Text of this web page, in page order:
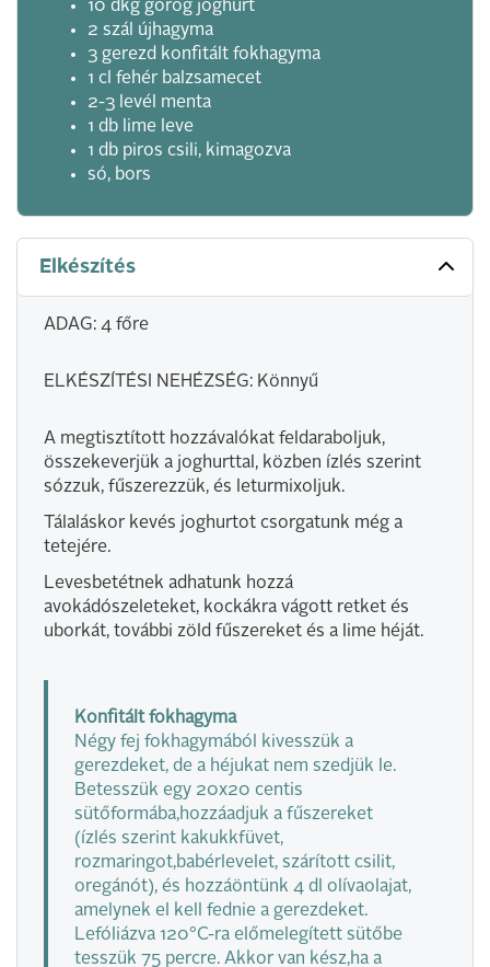
10 dkg görög joghurt
2 szál újhagyma
3 gerezd konfitált fokhagyma
1 cl fehér balzsamecet
2-3 levél menta
1 db lime leve
1 db piros csili, kimagozva
só, bors
Elkészítés
ADAG: 4 főre
ELKÉSZÍTÉSI NEHÉZSÉG: Könnyű
A megtisztított hozzávalókat feldaraboljuk,
összekeverjük a joghurttal, közben ízlés szerint
sózzuk, fűszerezzük, és leturmixoljuk.
Tálaláskor kevés joghurtot csorgatunk még a
tetejére.
Levesbetétnek adhatunk hozzá
avokádószeleteket, kockákra vágott retket és
uborkát, további zöld fűszereket és a lime héját.
Konfitált fokhagyma
Négy fej fokhagymából kivesszük a
gerezdeket, de a héjukat nem szedjük le.
Betesszük egy 20x20 centis
sütőformába,hozzáadjuk a fűszereket
(ízlés szerint kakukkfüvet,
rozmaringot,babérlevelet, szárított csilit,
oregánót), és hozzáöntünk 4 dl olívaolajat,
amelynek el kell fednie a gerezdeket.
Lefóliázva 120°C-ra előmelegített sütőbe
tesszük 75 percre. Akkor van kész,ha a